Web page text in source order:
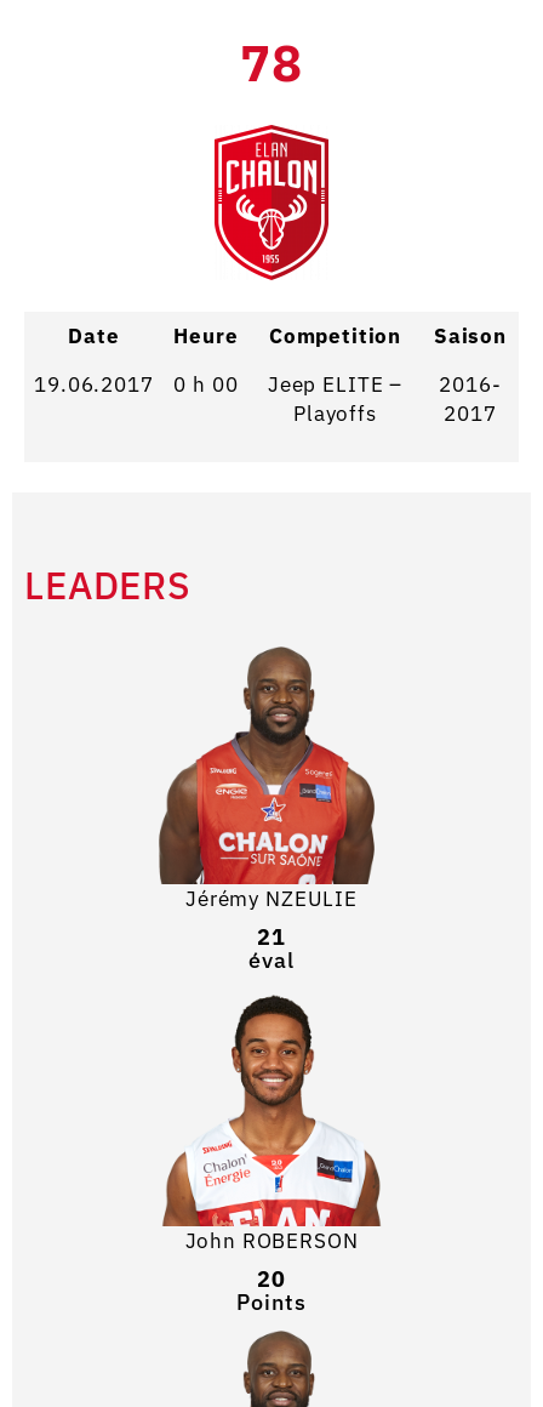
78
Date Heure Competition
Saison
19.06.2017
0 h 00
Jeep ELITE –
Playoffs
2016-
2017
LEADERS
Jérémy NZEULIE
21
éval
John ROBERSON
20
Points